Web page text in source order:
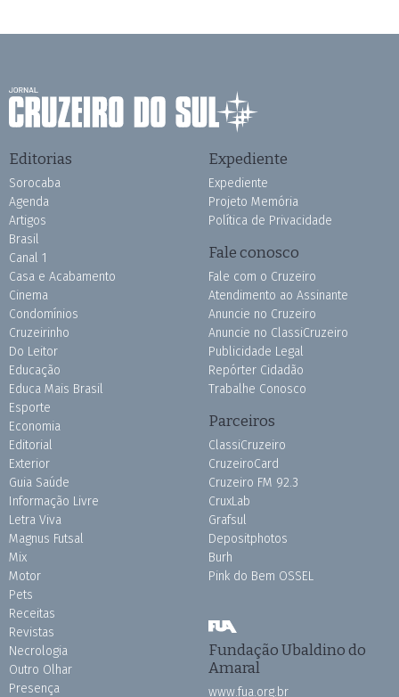
Editorias
Sorocaba
Agenda
Artigos
Brasil
Canal 1
Casa e Acabamento
Cinema
Condomínios
Cruzeirinho
Do Leitor
Educação
Educa Mais Brasil
Esporte
Economia
Editorial
Exterior
Guia Saúde
Informação Livre
Letra Viva
Magnus Futsal
Mix
Motor
Pets
Receitas
Revistas
Necrologia
Outro Olhar
Presença
Expediente
Expediente
Projeto Memória
Política de Privacidade
Fale conosco
Fale com o Cruzeiro
Atendimento ao Assinante
Anuncie no Cruzeiro
Anuncie no ClassiCruzeiro
Publicidade Legal
Repórter Cidadão
Trabalhe Conosco
Parceiros
ClassiCruzeiro
CruzeiroCard
Cruzeiro FM 92.3
CruxLab
Grafsul
Depositphotos
Burh
Pink do Bem OSSEL
Fundação Ubaldino do
Amaral
www.fua.org.br